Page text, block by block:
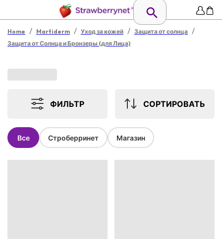
Home / Martiderm / Уход за кожей / Защита от солнца /
Защита от Солнца и Бронзеры (для Лица)
ФИЛЬТР СОРТИРОВАТЬ
Все Строберринет Магазин